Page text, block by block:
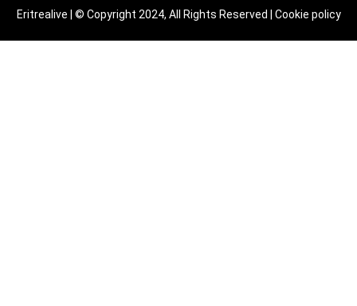
Eritrealive | © Copyright 2024, All Rights Reserved | Cookie policy